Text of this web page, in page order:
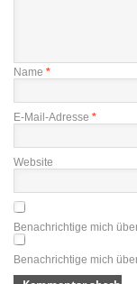
Name *
E-Mail-Adresse *
Website
Benachrichtige mich
Benachrichtige mich